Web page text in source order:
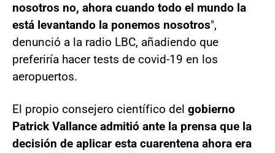
nosotros no, ahora cuando todo el mundo la
está levantando la ponemos nosotros",
denunció a la radio LBC, añadiendo que
preferiría hacer tests de covid-19 en los
aeropuertos.
El propio consejero científico del gobierno
Patrick Vallance admitió ante la prensa que la
decisión de aplicar esta cuarentena ahora era